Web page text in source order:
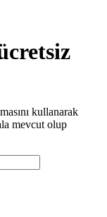
kullanarak
mevcut olup